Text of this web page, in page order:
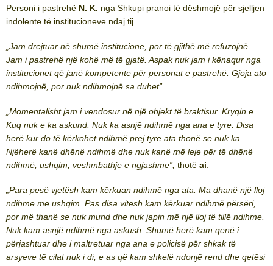
Personi i pastrehë N. K. nga Shkupi pranoi të dëshmojë për sjelljen
indolente të institucioneve ndaj tij.
Jam drejtuar në shumë institucione, por të gjithë më refuzojnë.
Jam i pastrehë një kohë më të gjatë. Aspak nuk jam i kënaqur nga
institucionet që janë kompetente për personat e pastrehë. Gjoja ato
ndihmojnë, por nuk ndihmojnë sa duhet”.
Momentalisht jam i vendosur në një objekt të braktisur. Kryqin e
Kuq nuk e ka askund. Nuk ka asnjë ndihmë nga ana e tyre. Disa
herë kur do të kërkohet ndihmë prej tyre ata thonë se nuk ka.
Njëherë kanë dhënë ndihmë dhe nuk kanë më leje për të dhënë
ndihmë, ushqim, veshmbathje e ngjashme”, thotë ai
Para pesë vjetësh kam kërkuan ndihmë nga ata. Ma dhanë një lloj
ndihme me ushqim. Pas disa vitesh kam kërkuar ndihmë përsëri,
por më thanë se nuk mund dhe nuk japin më një lloj të tillë ndihme.
Nuk kam asnjë ndihmë nga askush. Shumë herë kam qenë i
përjashtuar dhe i maltretuar nga ana e policisë për shkak të
arsyeve të cilat nuk i di, e as që kam shkelë ndonjë rend dhe qetësi